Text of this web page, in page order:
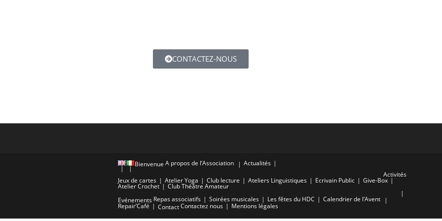
CONTACTEZ-NOUS
Bienvenue A propos de l’Association
Actualités
Activités
Jeux de cartes Atelier Yoga Club lecture Ateliers Linguistiques Ecrivain Public Give-Box
Atelier Crochet
Club Théâtre Amateur
Evénements Repas associatifs Soirées musicales Les fêtes du HDC
Calendrier de l’Avent
Repair’Café
ContactContactez nous Mentions légales